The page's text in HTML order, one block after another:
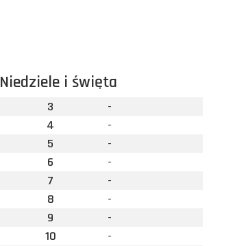
Niedziele i święta
3
-
4
-
5
-
6
-
7
-
8
-
9
-
10
-